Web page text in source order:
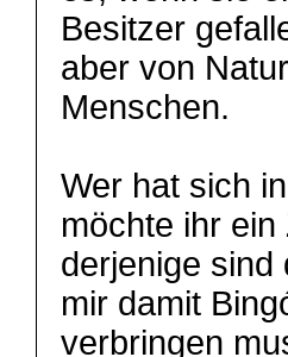
Besitzer
aber von
Menschen.
Wer hat sich
möchte ihr
derjenige sind
mir damit
verbringen